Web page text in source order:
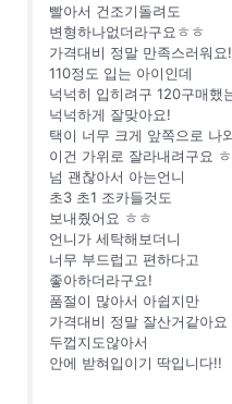
빨아서 건조기돌려도
변형하나없더라구요ㅎㅎ
가격대비 정말 만족스러워요!
110정도 입는 아이인데
넉넉히 입히려구 120구매했
넉넉하게 잘맞아요!
택이 너무 크게 앞쪽으로 나
이건 가위로 잘라내려구요
넘 괜찮아서 아는언니
초3 초1 조카들것도
보내줬어요 ㅎㅎ
언니가 세탁해보더니
너무 부드럽고 편하다고
좋아하더라구요!
품절이 많아서 아쉽지만
가격대비 정말 잘산거같아요
두껍지도않아서
안에 받혀입이기 딱입니다!!